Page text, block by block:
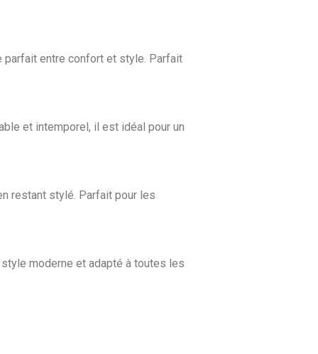
entre confort et style. Parfait
et intemporel, il est idéal pour un
restant stylé. Parfait pour les
moderne et adapté à toutes les